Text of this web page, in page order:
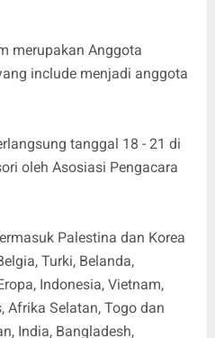
merupakan Anggota
include menjadi anggota
tanggal 18 - 21 di
oleh Asosiasi Pengacara
Palestina dan Korea
Turki, Belanda,
Indonesia, Vietnam,
Afrika Selatan, Togo dan
India, Bangladesh,